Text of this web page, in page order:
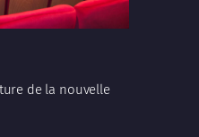
de la nouvelle